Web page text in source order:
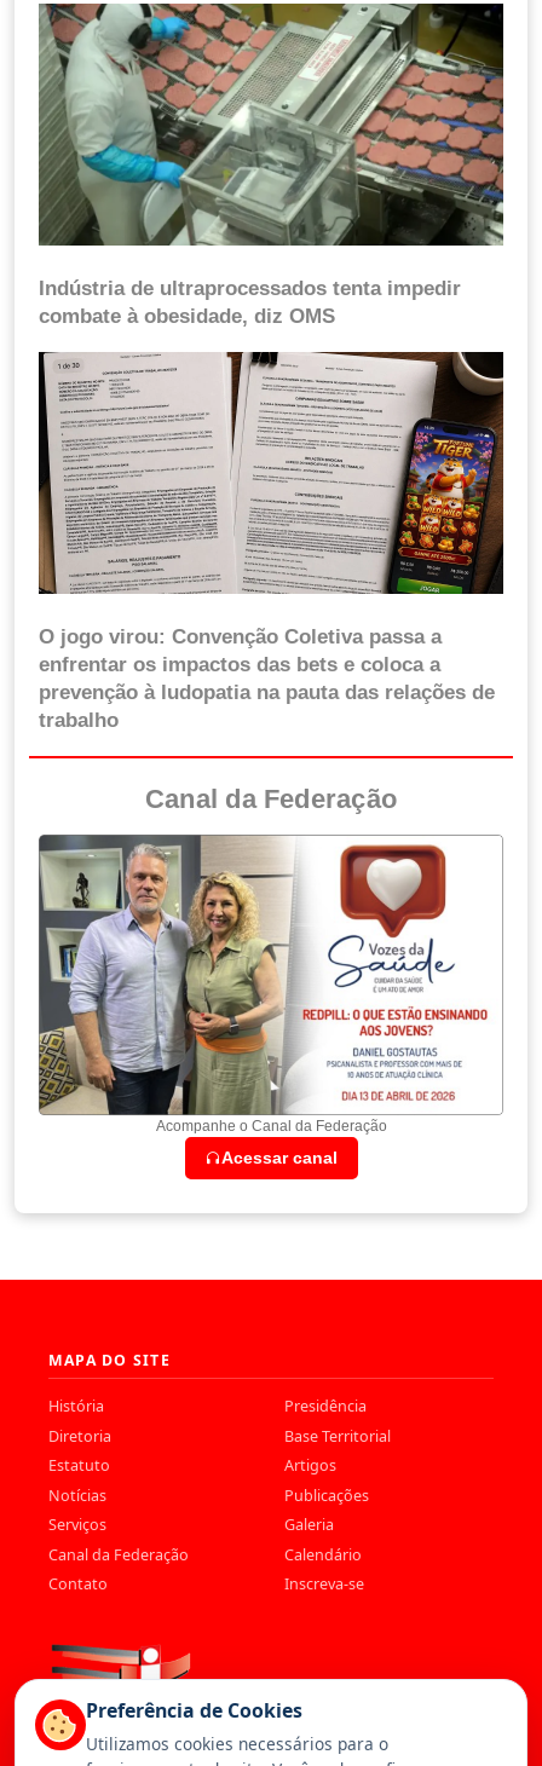
Indústria de ultraprocessados tenta impedir
combate à obesidade, diz OMS
O jogo virou: Convenção Coletiva passa a
enfrentar os impactos das bets e coloca a
prevenção à ludopatia na pauta das relações de
trabalho
Canal da Federação
Acompanhe o Canal da Federação
Acessar canal
MAPA DO SITE
História
Presidência
Diretoria
Base Territorial
Estatuto
Artigos
Notícias
Publicações
Serviços
Galeria
Canal da Federação
Calendário
Contato
Inscreva-se
Preferência de Cookies
Utilizamos cookies necessários para o